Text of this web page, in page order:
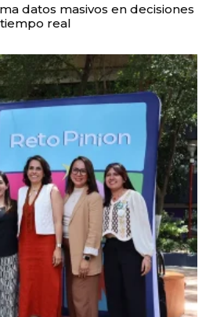
datos masivos en decisiones
real